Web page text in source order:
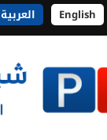
English العربية